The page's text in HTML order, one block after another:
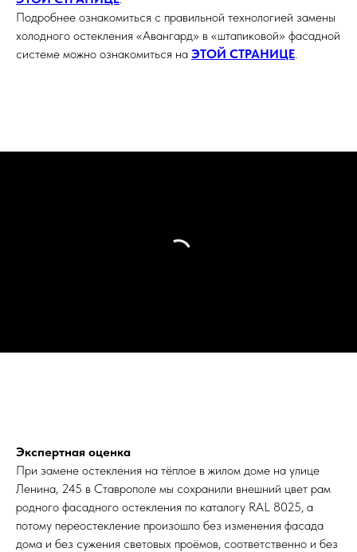
Подробнее ознакомиться с правильной технологией замены
холодного остекления «Авангард» в «штапиковой» фасадной
системе можно ознакомиться на ЭТОЙ СТРАНИЦЕ
Экспертная оценка
При замене остекления на тёплое в жилом доме на улице
Ленина, 245 в Ставрополе мы сохранили внешний цвет рам
родного фасадного остекления по каталогу RAL 8025, а
потому переостекление произошло без изменения фасада
дома и без сужения световых проёмов, соответственно и без